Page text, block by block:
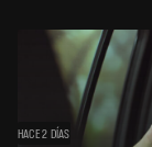
HACE 2 DÍAS